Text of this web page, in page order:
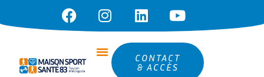
CONTACT
& ACCÈS